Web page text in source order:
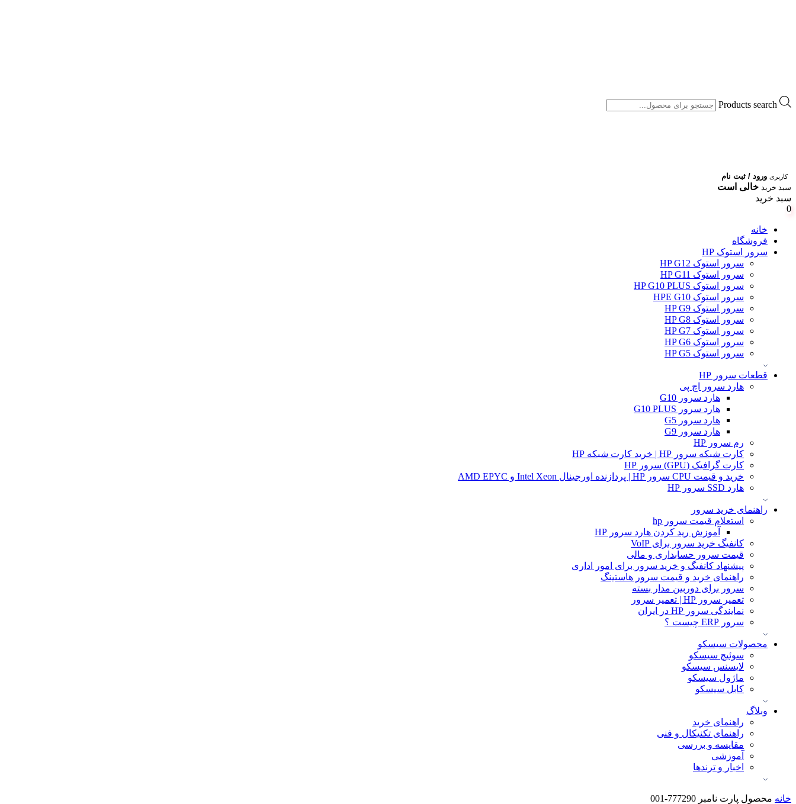
Products search
کاربری ورود / ثبت نام
سبد خرید خالی است
سبد خرید
0
خانه
فروشگاه
سرور استوک HP
سرور استوک HP G12
سرور استوک HP G11
سرور استوک HP G10 PLUS
سرور استوک HPE G10
سرور استوک HP G9
سرور استوک HP G8
سرور استوک HP G7
سرور استوک HP G6
سرور استوک HP G5
قطعات سرور HP
هارد سرور اچ پی
هارد سرور G10
هارد سرور G10 PLUS
هارد سرور G5
هارد سرور G9
رم سرور HP
کارت شبکه سرور HP | خرید کارت شبکه HP
کارت گرافیک (GPU) سرور HP
خرید و قیمت CPU سرور HP | پردازنده اورجینال Intel Xeon و AMD EPYC
هارد SSD سرور HP
راهنمای خرید سرور
استعلام قیمت سرور hp
آموزش ريد كردن هارد سرور HP
کانفیگ خرید سرور برای VoIP
قیمت سرور حسابداری و مالی
پیشنهاد کانفیگ و خرید سرور برای امور اداری
راهنمای خرید و قیمت سرور هاستینگ
سرور برای دوربین مدار بسته
تعمیر سرور HP | تعمیر سرور
نمایندگی سرور HP در ایران
سرور ERP چیست ؟
محصولات سیسکو
سوئیچ سیسکو
لایسنس سیسکو
ماژول سیسکو
کابل سیسکو
وبلاگ
راهنمای خرید
راهنمای تکنیکال و فنی
مقایسه و بررسی
آموزشی
اخبار و ترندها
خانه محصول پارت نامبر 777290-001